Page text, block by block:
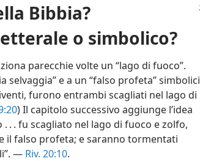
Bibbia?
o simbolico?
parecchie volte un “lago di fuoco”.
selvaggia” e a un “falso profeta” simbolici
furono entrambi scagliati nel lago di
) Il capitolo successivo aggiunge l’idea
. . fu scagliato nel lago di fuoco e zolfo,
il falso profeta; e saranno tormentati
— Riv. 20:10.